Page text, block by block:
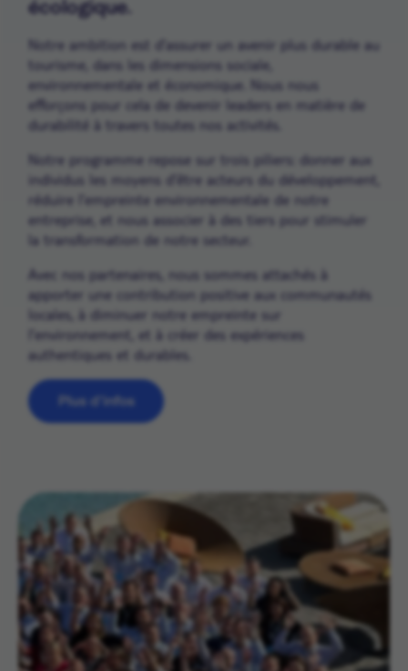
écologique.
Notre ambition est d’assurer un avenir plus durable au
tourisme, dans les dimensions sociale,
environnementale et économique. Nous nous
efforçons pour cela de devenir leaders en matière de
durabilité à travers toutes nos activités.
Notre programme repose sur trois piliers: donner aux
individus les moyens d’être acteurs du développement,
réduire l’empreinte environnementale de notre
entreprise, et nous associer à des tiers pour stimuler
la transformation de notre secteur.
Avec nos partenaires, nous sommes attachés à
apporter une contribution positive aux communautés
locales, à diminuer notre empreinte sur
l’environnement, et à créer des expériences
authentiques et durables.
Plus d’infos